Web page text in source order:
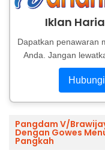
Iklan
Dapatkan penawaran
Anda. Jangan
Pangdam V/
Dengan Gowes
Pangkah